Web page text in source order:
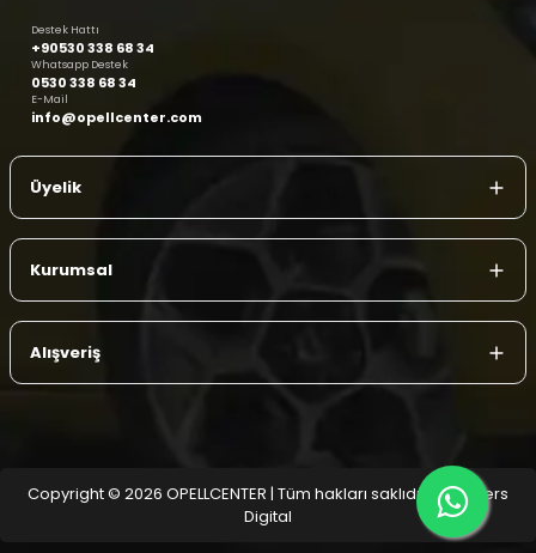
Destek Hattı
+90530 338 68 34
Whatsapp Destek
0530 338 68 34
E-Mail
info@opellcenter.com
Üyelik
Kurumsal
Alışveriş
Copyright © 2026 OPELLCENTER | Tüm hakları saklıdır.
| Reliefers
Digital